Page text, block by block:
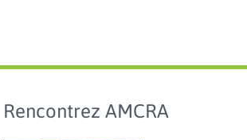
Rencontrez AMCRA